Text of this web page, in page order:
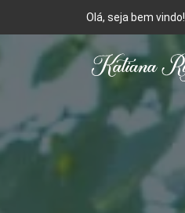
Olá, seja bem vindo!